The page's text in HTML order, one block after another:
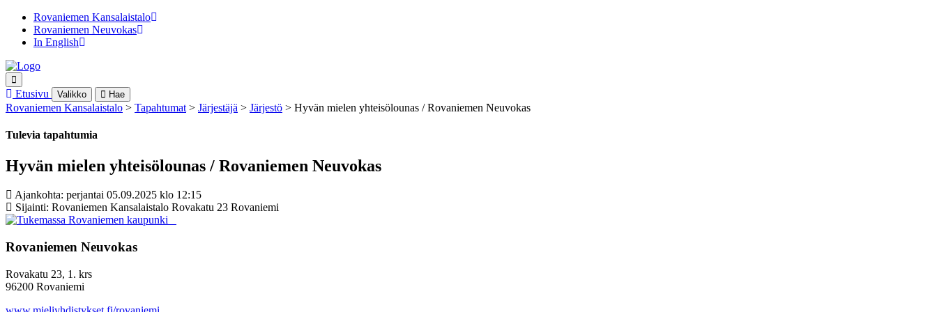
Rovaniemen Kansalaistalo
Rovaniemen Neuvokas
In English
Etusivu Valikko Hae
Rovaniemen Kansalaistalo > Tapahtumat > Järjestäjä > Järjestö > Hyvän mielen yhteisölounas / Rovaniemen Neuvokas
Tulevia tapahtumia
Hyvän mielen yhteisölounas / Rovaniemen Neuvokas
Ajankohta: perjantai 05.09.2025 klo 12:15
Sijainti: Rovaniemen Kansalaistalo Rovakatu 23 Rovaniemi
Rovaniemen Neuvokas
Rovakatu 23, 1. krs
96200 Rovaniemi